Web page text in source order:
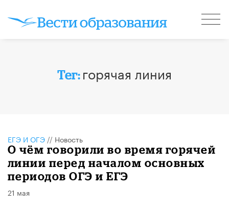
Тег: горячая линия
ЕГЭ И ОГЭ // Новость
О чём говорили во время горячей
линии перед началом основных
периодов ОГЭ и ЕГЭ
21 мая